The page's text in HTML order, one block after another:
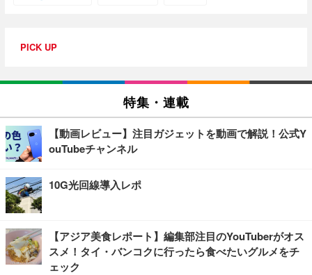
PICK UP
特集・連載
【動画レビュー】注目ガジェットを動画で解説！公式Y
ouTubeチャンネル
10G光回線導入レポ
【アジア美食レポート】編集部注目のYouTuberがオス
スメ！タイ・バンコクに行ったら食べたいグルメをチ
ェック